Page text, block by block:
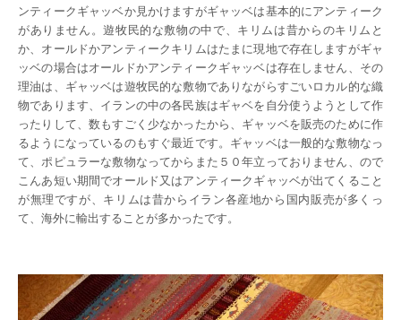
ンティークギャッベか見かけますがギャッベは基本的にアンティーク
がありません。遊牧民的な敷物の中で、キリムは昔からのキリムと
か、オールドかアンティークキリムはたまに現地で存在しますがギャ
ッベの場合はオールドかアンティークギャッベは存在しません、その
理油は、ギャッベは遊牧民的な敷物でありながらすごいロカル的な織
物であります、イランの中の各民族はギャベを自分使うようとして作
ったりして、数もすごく少なかったから、ギャッベを販売のために作
るようになっているのもすぐ最近です。ギャッベは一般的な敷物なっ
て、ポピュラーな敷物なってからまた５０年立っておりません、ので
こんあ短い期間でオールド又はアンティークギャッベが出てくること
が無理ですが、キリムは昔からイラン各産地から国内販売が多くっ
て、海外に輸出することが多かったです。